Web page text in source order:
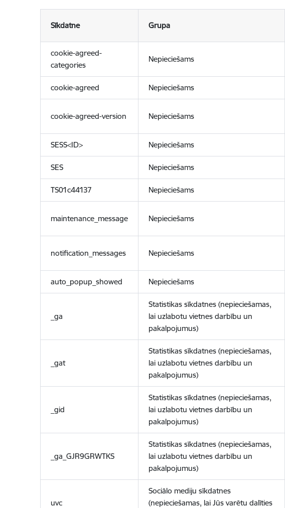
Sīkdatne Grupa
cookie-agreed-
categories
Nepieciešams
cookie-agreed Nepieciešams
cookie-agreed-version Nepieciešams
SESS<ID> Nepieciešams
SES Nepieciešams
TS01c44137 Nepieciešams
maintenance_message Nepieciešams
notification_messages Nepieciešams
auto_popup_showed Nepieciešams
_ga
Statistikas sīkdatnes (nepieciešamas,
lai uzlabotu vietnes darbību un
pakalpojumus)
_gat
Statistikas sīkdatnes (nepieciešamas,
lai uzlabotu vietnes darbību un
pakalpojumus)
_gid
Statistikas sīkdatnes (nepieciešamas,
lai uzlabotu vietnes darbību un
pakalpojumus)
_ga_GJR9GRWTKS
Statistikas sīkdatnes (nepieciešamas,
lai uzlabotu vietnes darbību un
pakalpojumus)
uvc
Sociālo mediju sīkdatnes
(nepieciešamas, lai Jūs varētu dalīties